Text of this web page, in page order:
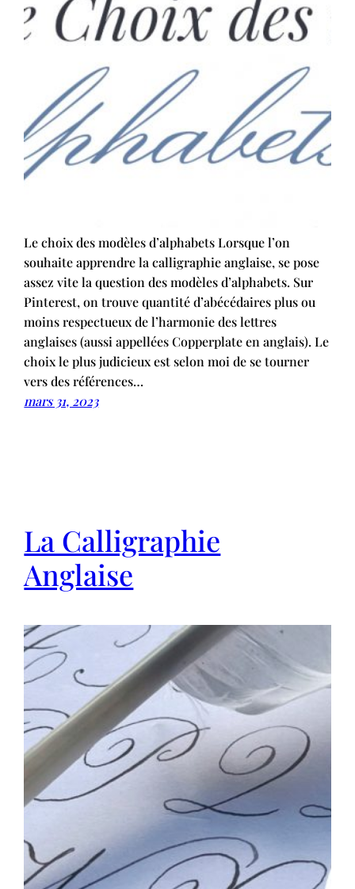
Le choix des modèles d’alphabets Lorsque l’on
souhaite apprendre la calligraphie anglaise, se pose
assez vite la question des modèles d’alphabets. Sur
Pinterest, on trouve quantité d’abécédaires plus ou
moins respectueux de l’harmonie des lettres
anglaises (aussi appellées Copperplate en anglais). Le
choix le plus judicieux est selon moi de se tourner
vers des références…
mars 31, 2023
La Calligraphie
Anglaise